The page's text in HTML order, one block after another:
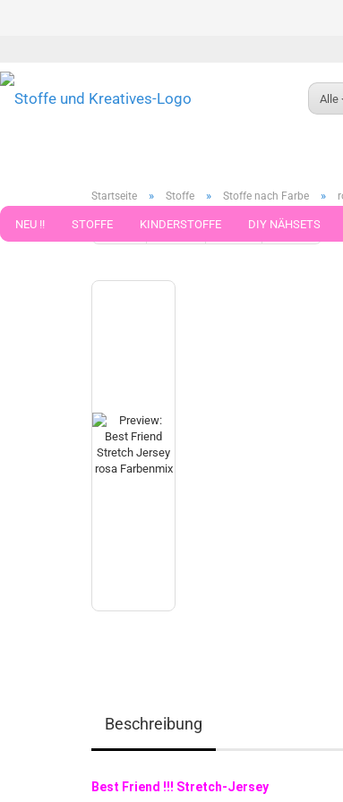
Alle
NEU !! STOFFE KINDERSTOFFE DIY NÄHSETS
Startseite » Stoffe » Stoffe nach Farbe »
« Erster « zurück weiter » Letzter »
Beschreibung
Best Friend !!! Stretch-Jersey